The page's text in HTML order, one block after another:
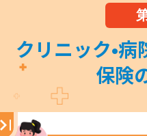
クリニック•
保険